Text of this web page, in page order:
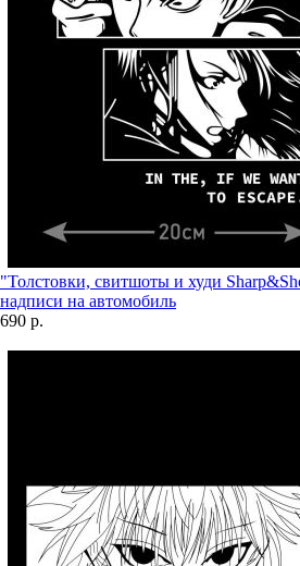
"Толстовки, свитшоты и худи
надписи на автомобиль
690 р.